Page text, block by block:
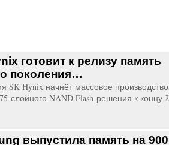
готовит к релизу память
поколения…
SK Hynix начнёт массовое производство
слойного NAND Flash-решения к концу
выпустила память на 900